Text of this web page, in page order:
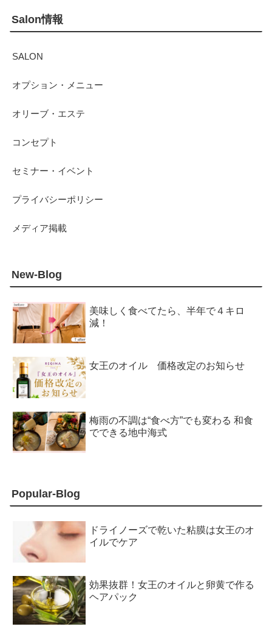
Salon情報
SALON
オプション・メニュー
オリーブ・エステ
コンセプト
セミナー・イベント
プライバシーポリシー
メディア掲載
New-Blog
美味しく食べてたら、半年で４キロ
減！
女王のオイル 価格改定のお知らせ
梅雨の不調は“食べ方”でも変わる 和食
でできる地中海式
Popular-Blog
ドライノーズで乾いた粘膜は女王のオ
イルでケア
効果抜群！女王のオイルと卵黄で作る
ヘアパック